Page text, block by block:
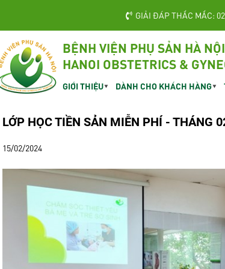
GIẢI ĐÁP THẮC MẮC:
BỆNH VIỆN PHỤ SẢN HÀ NỘI
HANOI OBSTETRICS &
GIỚI THIỆU DÀNH CHO KHÁCH HÀNG
LỚP HỌC TIỀN SẢN MIỄN PHÍ - THÁNG
15/02/2024